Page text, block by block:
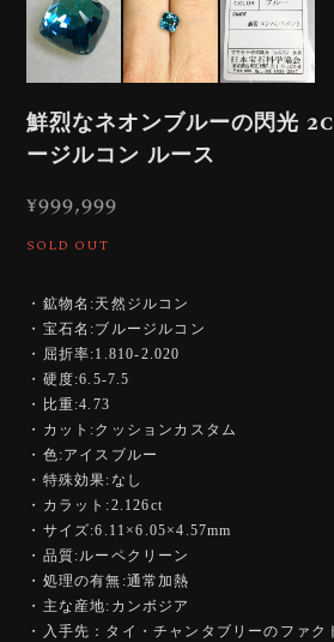
鮮烈なネオンブルーの閃光
ージルコン ルース
¥999,999
SOLD OUT
・鉱物名:天然ジルコン
・宝石名:ブルージルコン
・屈折率:1.810-2.020
・硬度:6.5-7.5
・比重:4.73
・カット:クッションカスタム
・色:アイスブルー
・特殊効果:なし
・カラット:2.126ct
・サイズ:6.11×6.05×4.57mm
・品質:ルーペクリーン
・処理の有無:通常加熱
・主な産地:カンボジア
・入手先：タイ・チャンタブリーのファク